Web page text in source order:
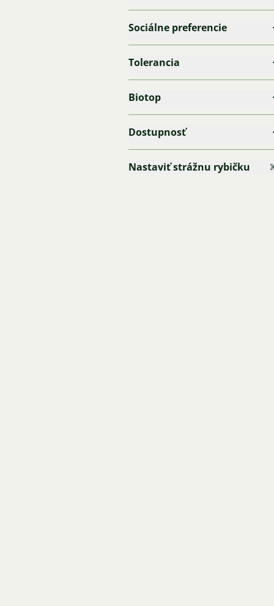
Sociálne preferencie
Tolerancia
Biotop
Dostupnosť
Nastaviť strážnu rybičku